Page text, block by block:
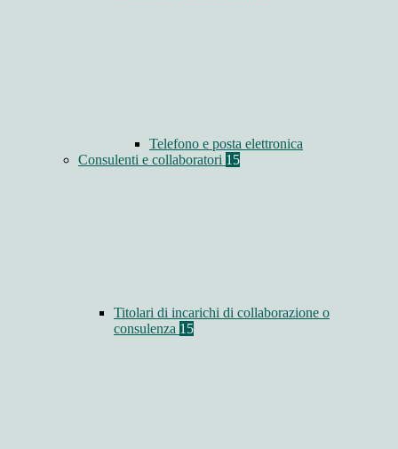
Telefono e posta elettronica
Consulenti e collaboratori 15
Titolari di incarichi di collaborazione o
consulenza 15